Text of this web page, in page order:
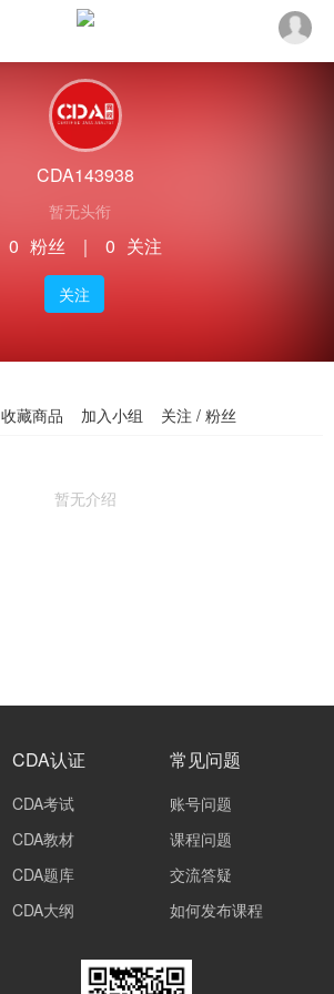
CDA143938
暂无头衔
0 粉丝 ｜ 0 关注
关注
收藏商品 加入小组 关注 / 粉丝
暂无介绍
CDA认证
CDA考试
CDA教材
CDA题库
CDA大纲
常见问题
账号问题
课程问题
交流答疑
如何发布课程